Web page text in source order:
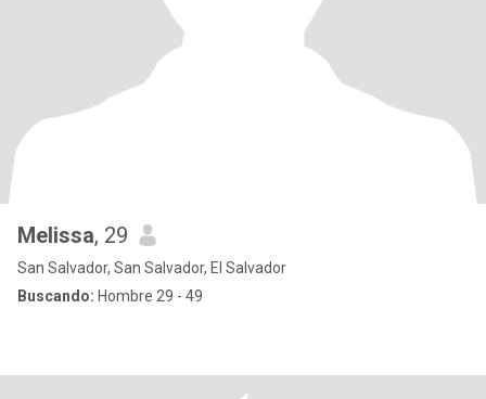
Melissa, 29
San Salvador, San Salvador, El Salvador
Buscando: Hombre 29 - 49